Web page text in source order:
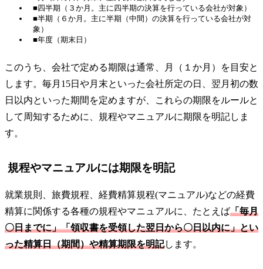
■四半期（３か月。主に四半期の決算を行っている会社が対象）
■半期（６か月。主に半期（中間）の決算を行っている会社が対
象）
■年度（期末日）
このうち、会社で定める期限は通常、月（１か月）を目安と
します。毎月15日や月末といった会社所定の日、翌月初の数
日以内といった期間を定めますが、これらの期限をルールと
して周知するために、規程やマニュアルに期限を明記しま
す。
規程やマニュアルには期限を明記
就業規則、旅費規程、経費精算規程(マニュアル)などの経費
精算に関係する各種の規程やマニュアルに、たとえば「毎月
〇日までに」「領収書を受領した翌日から〇日以内に」とい
った精算日（期間）や精算期限を明記します。